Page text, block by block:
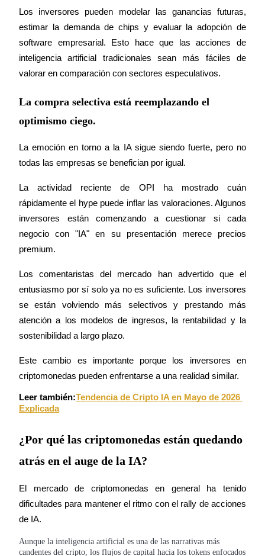
Staking
Alta rentabilidad y acceso instantáneo
Launchpool
Participación flexible para ganar tokens populares
Bloqueos BTR
Inversiones exclusivas para titulares de BTR
Servicio de préstamos respaldado por criptomonedas
Los inversores pueden modelar las ganancias futuras,
estimar la demanda de chips y evaluar la adopción de
software empresarial. Esto hace que las acciones de
inteligencia artificial tradicionales sean más fáciles de
valorar en comparación con sectores especulativos.
La compra selectiva está reemplazando el
optimismo ciego.
La emoción en torno a la IA sigue siendo fuerte, pero no
todas las empresas se benefician por igual.
La actividad reciente de OPI ha mostrado cuán
rápidamente el hype puede inflar las valoraciones. Algunos
inversores están comenzando a cuestionar si cada
negocio con "IA" en su presentación merece precios
premium.
Los comentaristas del mercado han advertido que el
entusiasmo por sí solo ya no es suficiente. Los inversores
se están volviendo más selectivos y prestando más
atención a los modelos de ingresos, la rentabilidad y la
sostenibilidad a largo plazo.
Este cambio es importante porque los inversores en
criptomonedas pueden enfrentarse a una realidad similar.
Leer también:Tendencia de Cripto IA en Mayo de 2026
Explicada
¿Por qué las criptomonedas están quedando
atrás en el auge de la IA?
El mercado de criptomonedas en general ha tenido
dificultades para mantener el ritmo con el rally de acciones
de IA.
Aunque la inteligencia artificial es una de las narrativas más
candentes del cripto, los flujos de capital hacia los tokens enfocados